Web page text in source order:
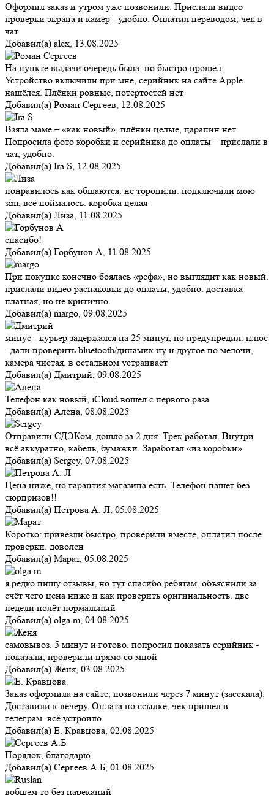
Оформил заказ и утром уже позвонили. Прислали видео
проверки экрана и камер - удобно. Оплатил переводом, чек в
чат
Добавил(а) alex, 13.08.2025
На пункте выдачи очередь была, но быстро прошёл.
Устройство включили при мне, серийник на сайте Apple
нашёлся. Плёнки ровные, потертостей нет
Добавил(а) Роман Сергеев, 12.08.2025
Взяла маме – «как новый», плёнки целые, царапин нет.
Попросила фото коробки и серийника до оплаты – прислали в
чат, удобно.
Добавил(а) Ira S, 12.08.2025
понравилось как общаются. не торопили. подключили мою
sim, всё поймалось. коробка целая
Добавил(а) Лиза, 11.08.2025
спасибо!
Добавил(а) Горбунов А, 11.08.2025
При покупке конечно боялась «рефа», но выглядит как новый.
прислали видео распаковки до оплаты, удобно. доставка
платная, но не критично.
Добавил(а) margo, 09.08.2025
минус - курьер задержался на 25 минут, но предупредил. плюс
- дали проверить bluetooth/динамик ну и другое по мелочи,
камера чистая. в остальном устраивает
Добавил(а) Дмитрий, 09.08.2025
Телефон как новый, iCloud вошёл с первого раза
Добавил(а) Алена, 08.08.2025
Отправили СДЭКом, дошло за 2 дня. Трек работал. Внутри
всё аккуратно, кабель, бумажки. Заработал «из коробки»
Добавил(а) Sergey, 07.08.2025
Цена ниже, но гарантия магазина есть. Телефон пашет без
сюрпризов!!
Добавил(а) Петрова А. Л, 05.08.2025
Коротко: привезли быстро, проверили вместе, оплатил после
проверки. доволен
Добавил(а) Марат, 05.08.2025
я редко пишу отзывы, но тут спасибо ребятам. объяснили за
счёт чего цена ниже и как проверить оригинальность. две
недели полёт нормальный
Добавил(а) olga.m, 04.08.2025
самовывоз. 5 минут и готово. попросил показать серийник -
показали, проверили прямо со мной
Добавил(а) Женя, 03.08.2025
Заказ оформила на сайте, позвонили через 7 минут (засекала).
Доставили к вечеру. Оплата по ссылке, чек пришёл в
телеграм. всё устроило
Добавил(а) Е. Кравцова, 02.08.2025
Порядок, благодарю
Добавил(а) Сергеев А.Б, 01.08.2025
вобщем то без нареканий